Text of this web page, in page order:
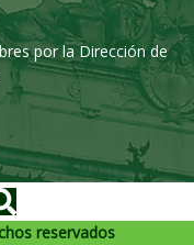
por la Dirección de
reservados